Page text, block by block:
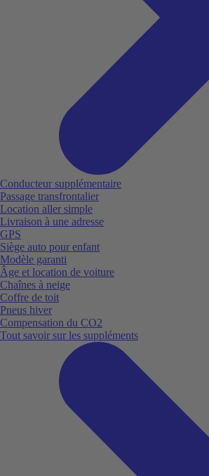
Conducteur supplémentaire
Passage transfrontalier
Location aller simple
Livraison à une adresse
GPS
Siège auto pour enfant
Modèle garanti
Âge et location de voiture
Chaînes à neige
Coffre de toit
Pneus hiver
Compensation du CO2
Tout savoir sur les suppléments